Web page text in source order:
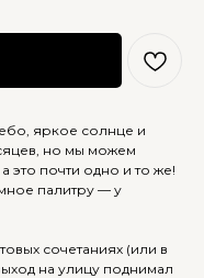
яркое солнце и
но мы можем
это почти одно и то же!
палитру — у
сочетаниях (или в
на улицу поднимал